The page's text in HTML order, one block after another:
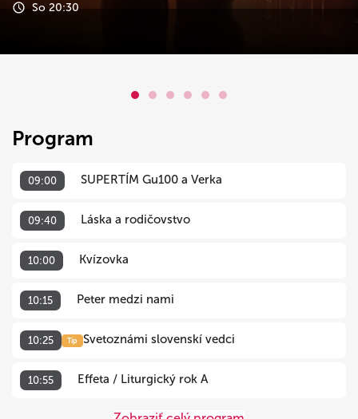
So 20:30
Program
09:00 SUPERTÍM Gu100 a Verka
09:40 Láska a rodičovstvo
10:00 Kvízovka
10:15 Peter medzi nami
10:25 Tip Svetoznámi slovenskí vedci
10:55 Effeta / Liturgický rok A